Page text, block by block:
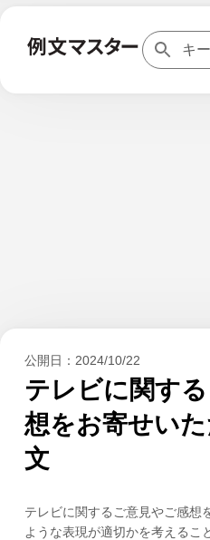
公開日： 2024/10/22
テレビに関す
想をお寄せい
文
テレビに関するご意見やご感想
ような表現が適切かを考えるこ